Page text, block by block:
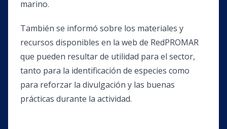
marino.
También se informó sobre los materiales y
recursos disponibles en la web de RedPROMAR
que pueden resultar de utilidad para el sector,
tanto para la identificación de especies como
para reforzar la divulgación y las buenas
prácticas durante la actividad.